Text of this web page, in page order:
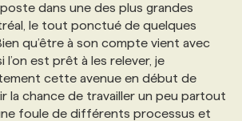
dans une des plus grandes
le tout ponctué de quelques
qu’être à son compte vient avec
l’on est prêt à les relever, je
cette avenue en début de
la chance de travailler un peu partout
foule de différents processus et